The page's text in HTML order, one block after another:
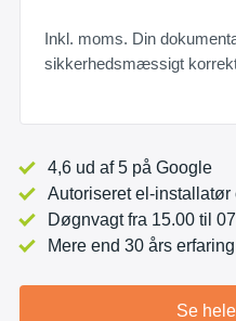
Inkl. moms. Din
sikkerhedsmæssigt
4,6 ud af 5 på Google
Autoriseret el-
Døgnvagt fra 15.00 til
Mere end 30 års erfaring
Se